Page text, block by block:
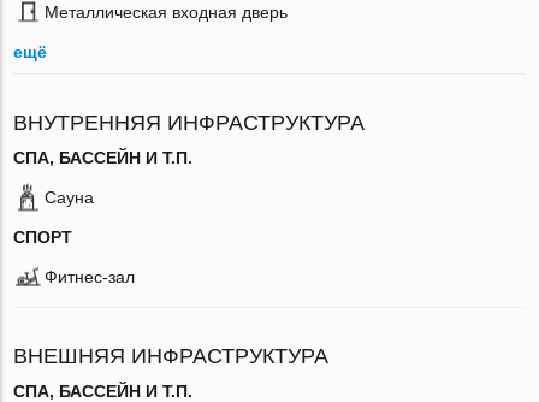
Металлическая входная дверь
ещё
ВНУТРЕННЯЯ ИНФРАСТРУКТУРА
СПА, БАССЕЙН И Т.П.
Сауна
СПОРТ
Фитнес-зал
ВНЕШНЯЯ ИНФРАСТРУКТУРА
СПА, БАССЕЙН И Т.П.